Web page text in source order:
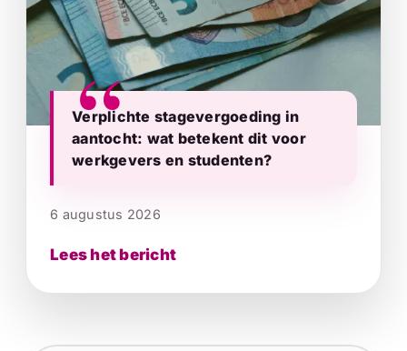
Verplichte stagevergoeding in
aantocht: wat betekent dit voor
werkgevers en studenten?
6 augustus 2026
Lees het bericht